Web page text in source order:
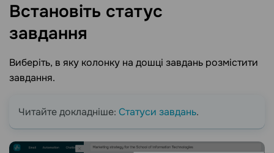
Встановіть статус
завдання
Виберіть, в яку колонку на дошці завдань розмістити
завдання.
Читайте докладніше: Статуси завдань.